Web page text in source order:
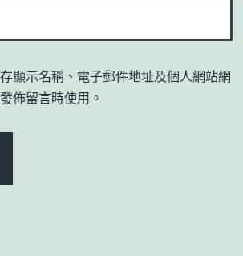
顯示名稱、電子郵件地址及個人網站網
佈留言時使用。